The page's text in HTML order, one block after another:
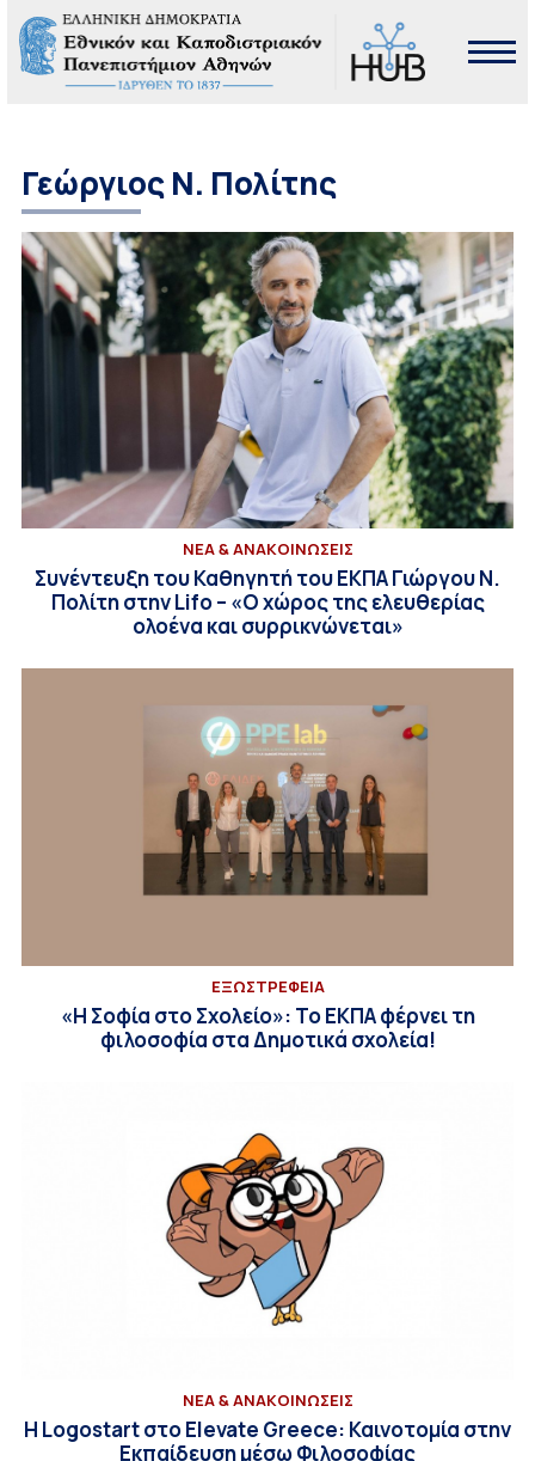
Γεώργιος Ν. Πολίτης
ΝΕΑ & ΑΝΑΚΟΙΝΩΣΕΙΣ
Συνέντευξη του Καθηγητή του ΕΚΠΑ Γιώργου Ν.
Πολίτη στην Lifo – «Ο χώρος της ελευθερίας
ολοένα και συρρικνώνεται»
EΞΩΣΤΡΕΦΕΙΑ
«Η Σοφία στο Σχολείο»: Το ΕΚΠΑ φέρνει τη
φιλοσοφία στα Δημοτικά σχολεία!
ΝΕΑ & ΑΝΑΚΟΙΝΩΣΕΙΣ
Η Logostart στο Elevate Greece: Καινοτομία στην
Εκπαίδευση μέσω Φιλοσοφίας